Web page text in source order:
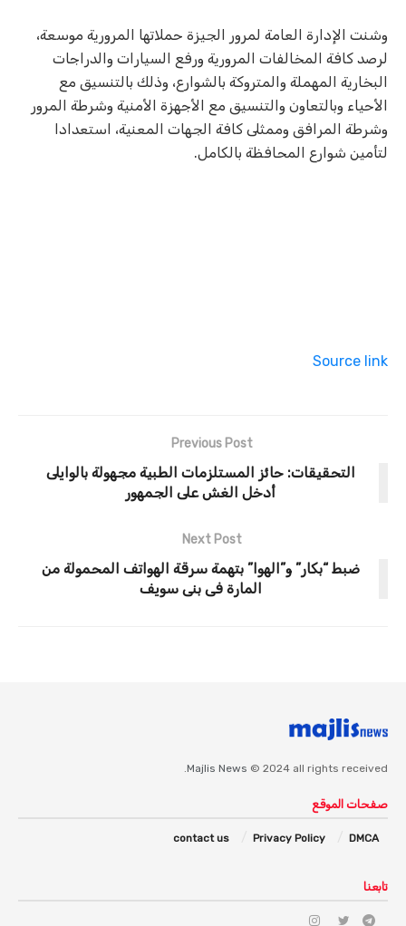
وشنت الإدارة العامة لمرور الجيزة حملاتها المرورية موسعة،
لرصد كافة المخالفات المرورية ورفع السيارات والدراجات
البخارية المهملة والمتروكة بالشوارع، وذلك بالتنسيق مع
الأحياء وبالتعاون والتنسيق مع الأجهزة الأمنية وشرطة المرور
وشرطة المرافق وممثلى كافة الجهات المعنية، استعدادا
لتأمين شوارع المحافظة بالكامل.
Source link
Previous Post
التحقيقات: حائز المستلزمات الطبية مجهولة بالوايلى
أدخل الغش على الجمهور
Next Post
ضبط “بكار” و”الهوا” بتهمة سرقة الهواتف المحمولة من
المارة فى بنى سويف
Majlis News © 2024 all rights received.
صفحات الموقع
DMCA
Privacy Policy
contact us
تابعنا